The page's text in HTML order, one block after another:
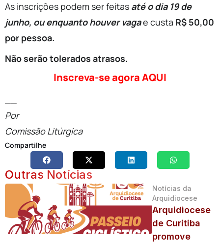
As inscrições podem ser feitas até o dia 19de
junho, ou enquanto houver vagae custa R$ 50,00
por pessoa.
Não serão tolerados atrasos.
Inscreva-se agora AQUI
Por
Comissão Litúrgica
Compartilhe
Outras Notícias
Notícias da
Arquidiocese
Arquidiocese
de Curitiba
promove